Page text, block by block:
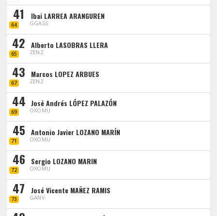
41
64
Ibai LARREA ARANGUREN
GGASS
42
65
Alberto LASOBRAS LLERA
ZENZ
43
67
Marcos LOPEZ ARBUES
ZENZ
44
69
José Andrés LÓPEZ PALAZÓN
OXOMU
45
71
Antonio Javier LOZANO MARÍN
OXOMU
46
72
Sergio LOZANO MARIN
OXOMU
47
73
José Vicente MAÑEZ RAMIS
GANV